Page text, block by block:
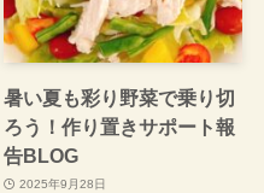
暑い夏も彩り野菜で乗り切
ろう！作り置きサポート報
告BLOG
2025年9月28日